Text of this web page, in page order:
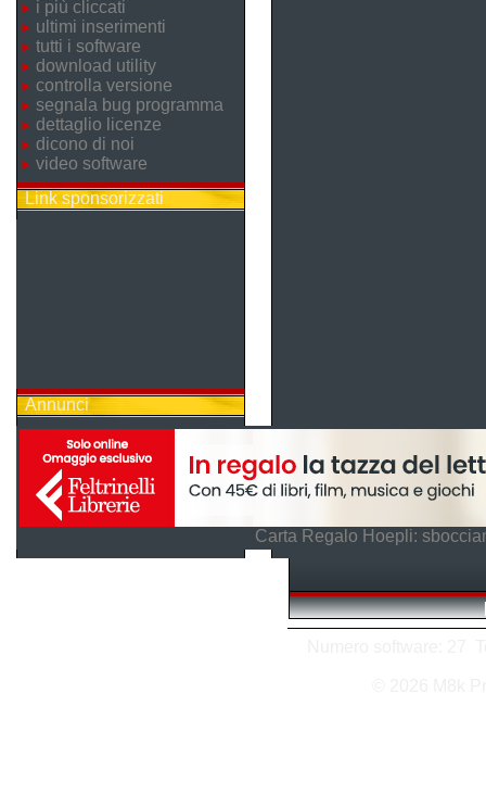
i più cliccati
ultimi inserimenti
tutti i software
download utility
controlla versione
segnala bug programma
dettaglio licenze
dicono di noi
video software
Link sponsorizzati
Annunci
Carta Regalo Hoepli: